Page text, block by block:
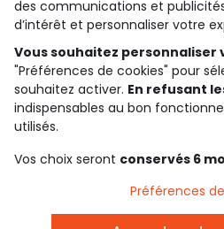
notre catalogue
Conditions générales de ventes et
Conditions d’utilisation des réseaux
Politique de confidentialité
Cookies et données personnelles
Paramètres des cookies
des communications et
d’intérêt et personnaliser votre
Vous souhaitez personnaliser
"Préférences de cookies" pour
souhaitez activer. En refusant
indispensables au bon
utilisés.
Vos choix seront conservés 6
Préférences